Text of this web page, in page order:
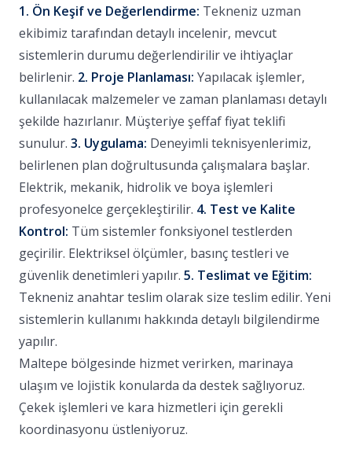
1. Ön Keşif ve Değerlendirme: Tekneniz uzman
ekibimiz tarafından detaylı incelenir, mevcut
sistemlerin durumu değerlendirilir ve ihtiyaçlar
belirlenir. 2. Proje Planlaması: Yapılacak işlemler,
kullanılacak malzemeler ve zaman planlaması detaylı
şekilde hazırlanır. Müşteriye şeffaf fiyat teklifi
sunulur. 3. Uygulama: Deneyimli teknisyenlerimiz,
belirlenen plan doğrultusunda çalışmalara başlar.
Elektrik, mekanik, hidrolik ve boya işlemleri
profesyonelce gerçekleştirilir. 4. Test ve Kalite
Kontrol: Tüm sistemler fonksiyonel testlerden
geçirilir. Elektriksel ölçümler, basınç testleri ve
güvenlik denetimleri yapılır. 5. Teslimat ve Eğitim:
Tekneniz anahtar teslim olarak size teslim edilir. Yeni
sistemlerin kullanımı hakkında detaylı bilgilendirme
yapılır.
Maltepe bölgesinde hizmet verirken, marinaya
ulaşım ve lojistik konularda da destek sağlıyoruz.
Çekek işlemleri ve kara hizmetleri için gerekli
koordinasyonu üstleniyoruz.